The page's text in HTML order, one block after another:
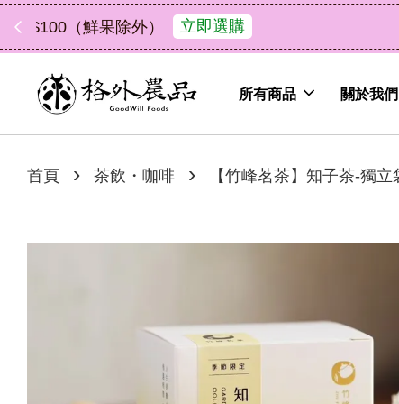
中秋禮盒新上市｜
所有商品 關於我們
首頁 › 茶飲・咖啡 › 【竹峰茗茶】知子茶-獨